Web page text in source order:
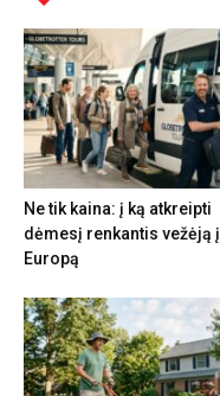
Ne tik kaina: į ką atkreipti
dėmesį renkantis vežėją į
Europą